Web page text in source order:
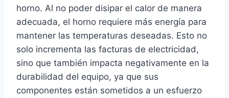
horno. Al no poder disipar el calor de manera
adecuada, el horno requiere más energía para
mantener las temperaturas deseadas. Esto no
solo incrementa las facturas de electricidad,
sino que también impacta negativamente en la
durabilidad del equipo, ya que sus
componentes están sometidos a un esfuerzo